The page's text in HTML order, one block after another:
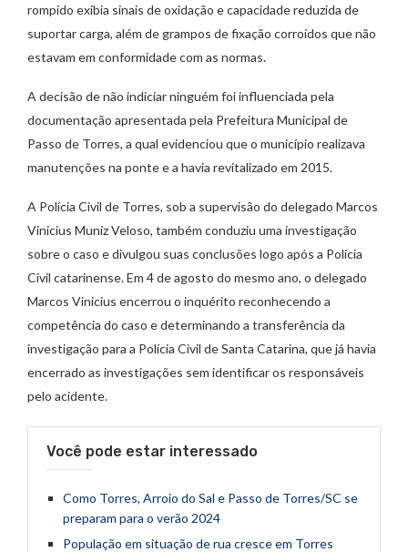
rompido exibia sinais de oxidação e capacidade reduzida de
suportar carga, além de grampos de fixação corroídos que não
estavam em conformidade com as normas.
A decisão de não indiciar ninguém foi influenciada pela
documentação apresentada pela Prefeitura Municipal de
Passo de Torres, a qual evidenciou que o município realizava
manutenções na ponte e a havia revitalizado em 2015.
A Polícia Civil de Torres, sob a supervisão do delegado Marcos
Vinicius Muniz Veloso, também conduziu uma investigação
sobre o caso e divulgou suas conclusões logo após a Polícia
Civil catarinense. Em 4 de agosto do mesmo ano, o delegado
Marcos Vinicius encerrou o inquérito reconhecendo a
competência do caso e determinando a transferência da
investigação para a Polícia Civil de Santa Catarina, que já havia
encerrado as investigações sem identificar os responsáveis
pelo acidente.
Você pode estar interessado
Como Torres, Arroio do Sal e Passo de Torres/SC se
preparam para o verão 2024
População em situação de rua cresce em Torres